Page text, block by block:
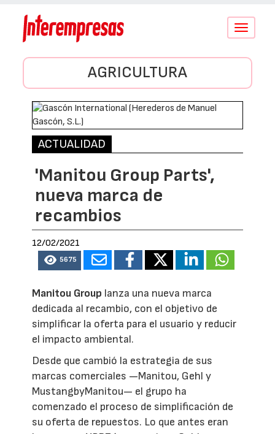
Conmutar
AGRICULTURA
ACTUALIDAD
'Manitou Group Parts',
nueva marca de
recambios
12/02/2021
5675
Manitou Group lanza una nueva marca
dedicada al recambio, con el objetivo de
simplificar la oferta para el usuario y reducir
el impacto ambiental.
Desde que cambió la estrategia de sus
marcas comerciales —Manitou, Gehl y
MustangbyManitou— el grupo ha
comenzado el proceso de simplificación de
su oferta de repuestos. Lo que antes eran